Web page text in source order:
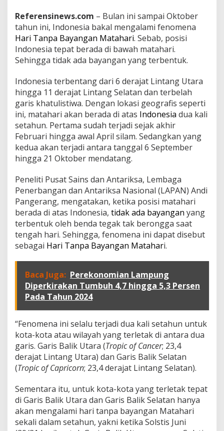
H
a
r
i
T
a
p
a
B
a
y
a
n
g
n
a
t
a
a
r
i
T
r
j
a
d
i
I
n
d
n
e
i
a
Referensinews.com – Bulan ini sampai Oktober
tahun ini, Indonesia bakal mengalami fenomena
Hari Tanpa Bayangan Matahari. Sebab, posisi
Indonesia tepat berada di bawah matahari.
Sehingga tidak ada bayangan yang terbentuk.
Indonesia terbentang dari 6 derajat Lintang Utara
hingga 11 derajat Lintang Selatan dan terbelah
garis khatulistiwa. Dengan lokasi geografis seperti
ini, matahari akan berada di atas Indonesia dua kali
setahun. Pertama sudah terjadi sejak akhir
Februari hingga awal April silam. Sedangkan yang
kedua akan terjadi antara tanggal 6 September
hingga 21 Oktober mendatang.
Peneliti Pusat Sains dan Antariksa, Lembaga
Penerbangan dan Antariksa Nasional (LAPAN) Andi
Pangerang, mengatakan, ketika posisi matahari
berada di atas Indonesia, tidak ada bayangan yang
terbentuk oleh benda tegak tak berongga saat
tengah hari. Sehingga, fenomena ini dapat disebut
sebagai Hari Tanpa Bayangan Matahari.
Baca Juga: Perekonomian Lampung
Diperkirakan Tumbuh 4,7 hingga 5,3 Persen
Pada Tahun 2024
“Fenomena ini selalu terjadi dua kali setahun untuk
kota-kota atau wilayah yang terletak di antara dua
garis. Garis Balik Utara (Tropic of Cancer; 23,4
derajat Lintang Utara) dan Garis Balik Selatan
(Tropic of Capricorn; 23,4 derajat Lintang Selatan).
Sementara itu, untuk kota-kota yang terletak tepat
di Garis Balik Utara dan Garis Balik Selatan hanya
akan mengalami hari tanpa bayangan Matahari
sekali dalam setahun, yakni ketika Solstis Juni